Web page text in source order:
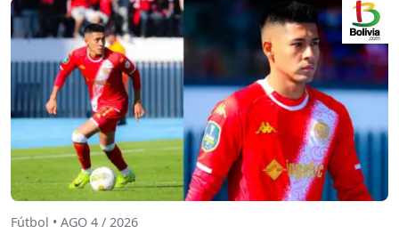
Fútbol • AGO 4 / 2026